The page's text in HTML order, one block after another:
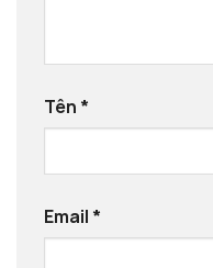
Tên *
Email *